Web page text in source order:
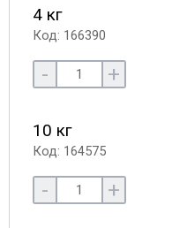
4 кг
Код: 166390
- +
10 кг
Код: 164575
- +